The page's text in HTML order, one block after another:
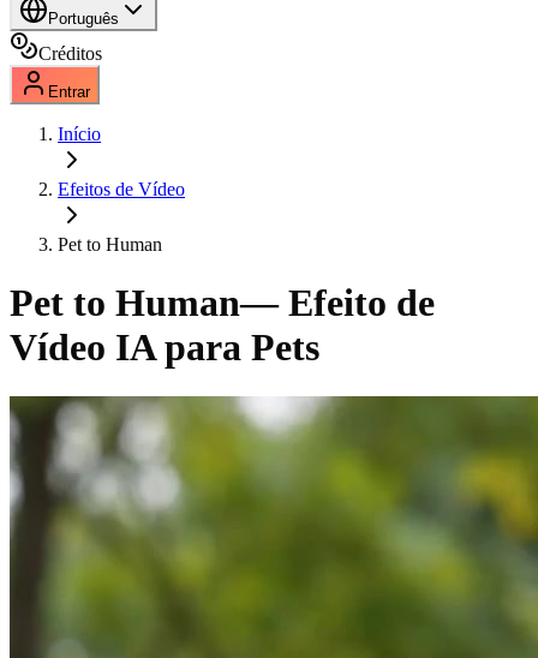
Português
Créditos
Entrar
Início
Efeitos de Vídeo
Pet to Human
Pet to Human— Efeito de
Vídeo IA para Pets